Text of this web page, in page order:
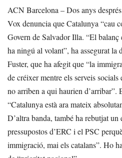
ACN Barcelona – Dos anys
Vox denuncia que Catalunya “cau
Govern de Salvador Illa. “El balanç
ha ningú al volant”, ha assegurat
Fuster, que ha afegit que “la
de créixer mentre els serveis socials
no arriben a qui haurien d’arribar”.
“Catalunya està ara mateix
D’altra banda, també ha rebutjat un
pressupostos d’ERC i el PSC
immigració, mai els catalans”. Ho